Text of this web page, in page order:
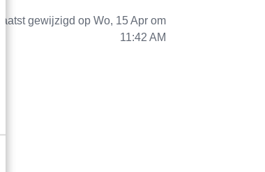
Laatst gewijzigd op Wo, 15 Apr om
11:42 AM